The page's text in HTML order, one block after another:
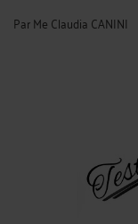
ParMe Claudia CANINI